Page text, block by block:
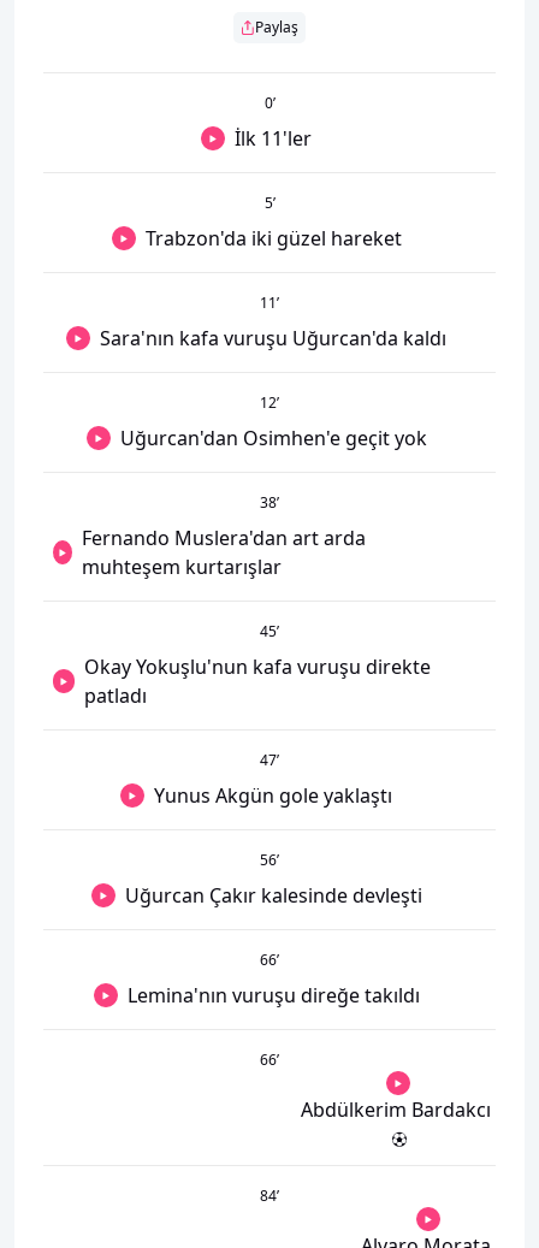
Paylaş
0’
İlk 11'ler
5’
Trabzon'da iki güzel hareket
11’
Sara'nın kafa vuruşu Uğurcan'da kaldı
12’
Uğurcan'dan Osimhen'e geçit yok
38’
Fernando Muslera'dan art arda
muhteşem kurtarışlar
45’
Okay Yokuşlu'nun kafa vuruşu direkte
patladı
47’
Yunus Akgün gole yaklaştı
56’
Uğurcan Çakır kalesinde devleşti
66’
Lemina'nın vuruşu direğe takıldı
66’
Abdülkerim Bardakcı
84’